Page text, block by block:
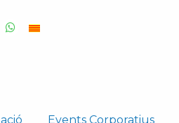
Events Corporatius